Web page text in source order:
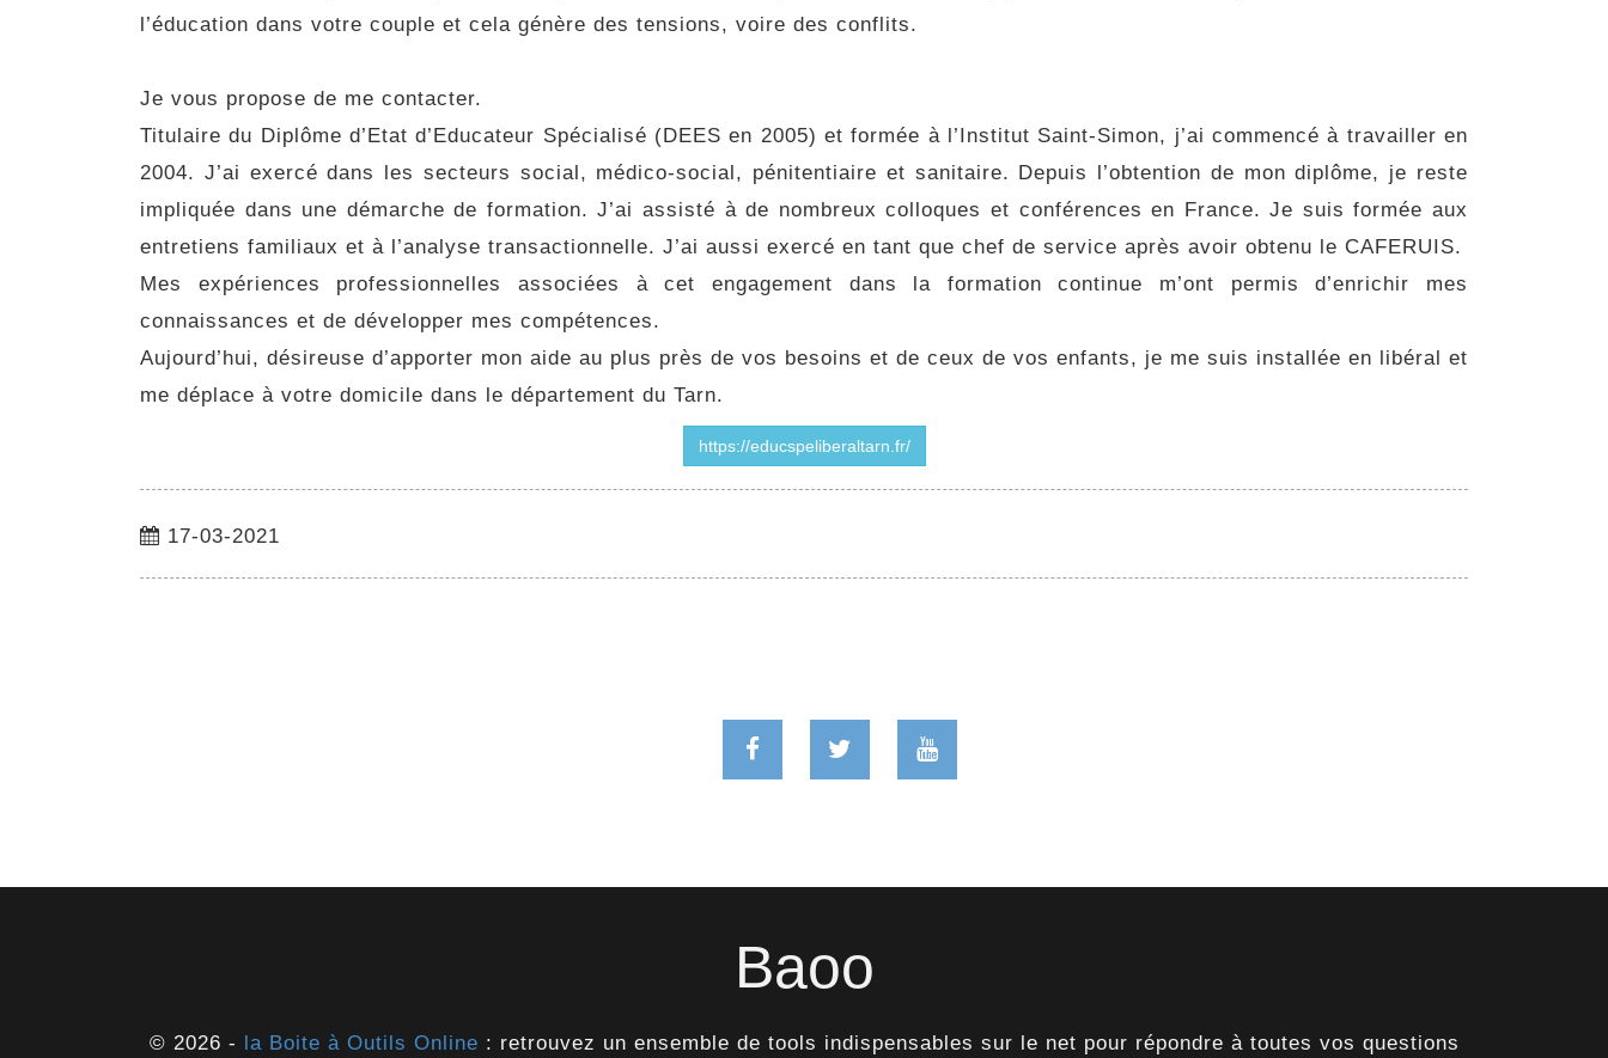
l’éducation dans votre couple et cela génère des tensions, voire des conflits.
Je vous propose de me contacter.
Titulaire du Diplôme d’Etat d’Educateur Spécialisé (DEES en 2005) et formée à l’Institut Saint-Simon, j’ai commencé à travailler en
2004. J’ai exercé dans les secteurs social, médico-social, pénitentiaire et sanitaire. Depuis l’obtention de mon diplôme, je reste
impliquée dans une démarche de formation. J’ai assisté à de nombreux colloques et conférences en France. Je suis formée aux
entretiens familiaux et à l’analyse transactionnelle. J’ai aussi exercé en tant que chef de service après avoir obtenu le CAFERUIS.
Mes expériences professionnelles associées à cet engagement dans la formation continue m’ont permis d’enrichir mes
connaissances et de développer mes compétences.
Aujourd’hui, désireuse d’apporter mon aide au plus près de vos besoins et de ceux de vos enfants, je me suis installée en libéral et
me déplace à votre domicile dans le département du Tarn.
https://educspeliberaltarn.fr/
17-03-2021
Baoo
© 2026 - la Boite à Outils Online : retrouvez un ensemble de tools indispensables sur le net pour répondre à toutes vos questions